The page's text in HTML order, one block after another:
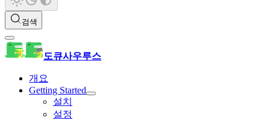
검색
도큐사우루스
개요
Getting Started
설치
설정